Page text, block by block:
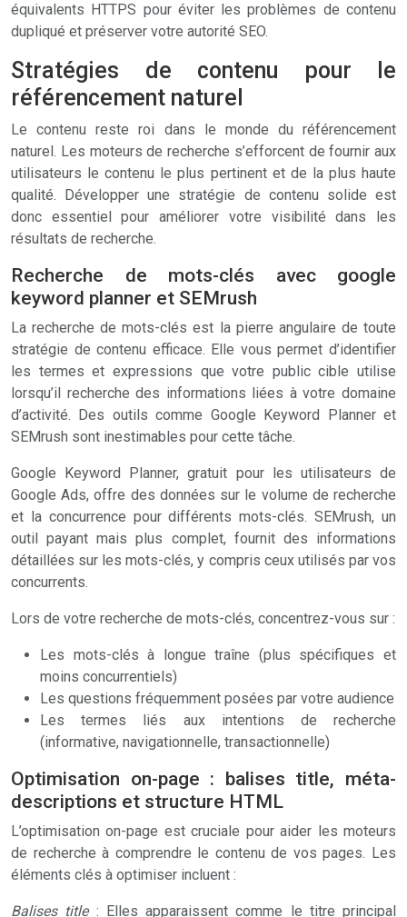
équivalents HTTPS pour éviter les problèmes de contenu
dupliqué et préserver votre autorité SEO.
Stratégies de contenu pour le
référencement naturel
Le contenu reste roi dans le monde du référencement
naturel. Les moteurs de recherche s’efforcent de fournir aux
utilisateurs le contenu le plus pertinent et de la plus haute
qualité. Développer une stratégie de contenu solide est
donc essentiel pour améliorer votre visibilité dans les
résultats de recherche.
Recherche de mots-clés avec google
keyword planner et SEMrush
La recherche de mots-clés est la pierre angulaire de toute
stratégie de contenu efficace. Elle vous permet d’identifier
les termes et expressions que votre public cible utilise
lorsqu’il recherche des informations liées à votre domaine
d’activité. Des outils comme Google Keyword Planner et
SEMrush sont inestimables pour cette tâche.
Google Keyword Planner, gratuit pour les utilisateurs de
Google Ads, offre des données sur le volume de recherche
et la concurrence pour différents mots-clés. SEMrush, un
outil payant mais plus complet, fournit des informations
détaillées sur les mots-clés, y compris ceux utilisés par vos
concurrents.
Lors de votre recherche de mots-clés, concentrez-vous sur :
Les mots-clés à longue traîne (plus spécifiques et
moins concurrentiels)
Les questions fréquemment posées par votre audience
Les termes liés aux intentions de recherche
(informative, navigationnelle, transactionnelle)
Optimisation on-page : balises title, méta-
descriptions et structure HTML
L’optimisation on-page est cruciale pour aider les moteurs
de recherche à comprendre le contenu de vos pages. Les
éléments clés à optimiser incluent :
Balises title : Elles apparaissent comme le titre principal